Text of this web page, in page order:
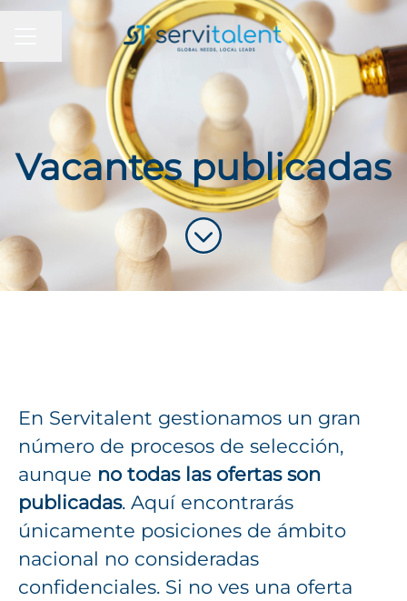
MENÚ DE EMPLEO
Compartir página
Vacantes publicadas
Más contenido
En Servitalent gestionamos un gran
número de procesos de selección,
aunque no todas las ofertas son
publicadas. Aquí encontrarás
únicamente posiciones de ámbito
nacional no consideradas
confidenciales. Si no ves una oferta